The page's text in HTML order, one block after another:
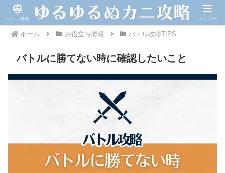
ホーム お役立ち情報 バトル攻略TIPS
バトルに勝てない時に確認したいこと
バトル攻略 メニュー